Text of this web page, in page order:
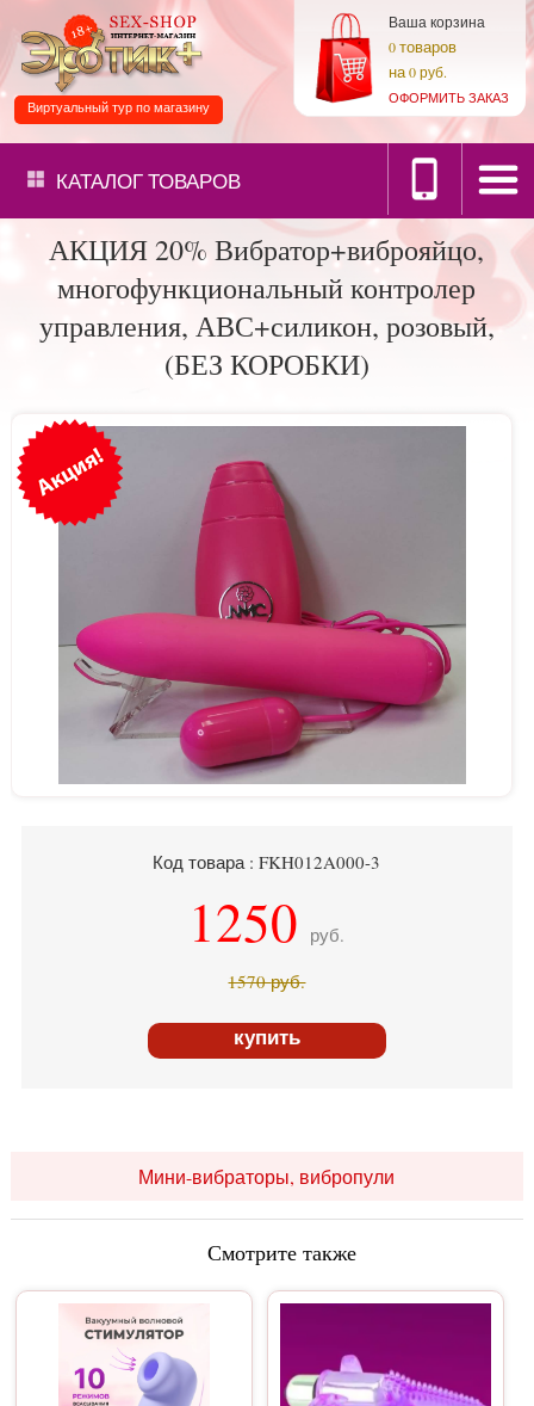
Ваша корзина
0товаров
на0 руб.
ОФОРМИТЬ ЗАКАЗ
Виртуальный тур по магазину
КАТАЛОГТОВАРОВ
АКЦИЯ 20% Вибратор+виброяйцо,
многофункциональный контролер
управления, АВС+силикон, розовый,
(БЕЗ КОРОБКИ)
Код товара : FKH012A000-3
1250 руб.
1570руб.
купить
Мини-вибраторы, вибропули
Смотрите также